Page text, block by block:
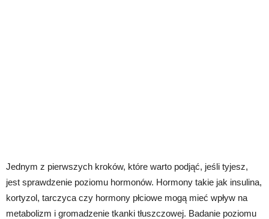
Jednym z pierwszych kroków, które warto podjąć, jeśli tyjesz,
jest sprawdzenie poziomu hormonów. Hormony takie jak insulina,
kortyzol, tarczyca czy hormony płciowe mogą mieć wpływ na
metabolizm i gromadzenie tkanki tłuszczowej. Badanie poziomu